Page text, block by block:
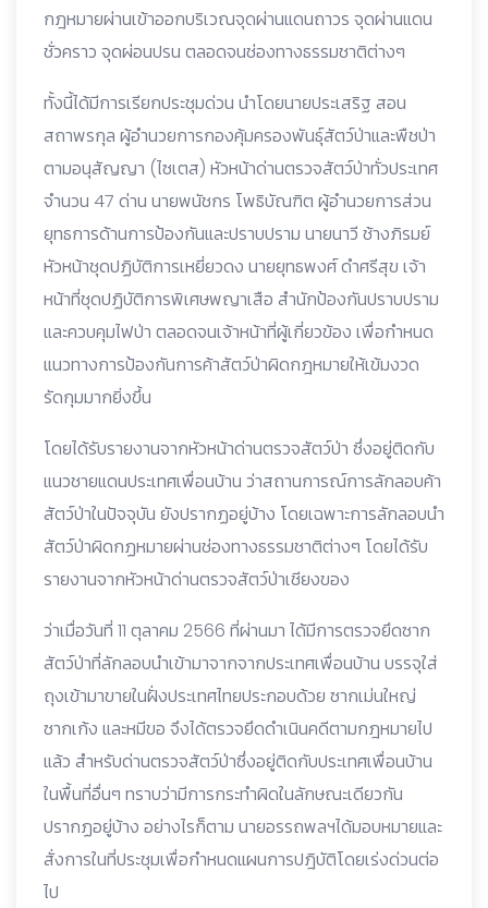
กฎหมายผ่านเข้าออกบริเวณจุดผ่านแดนถาวร จุดผ่านแดน
ชั่วคราว จุดผ่อนปรน ตลอดจนช่องทางธรรมชาติต่างๆ
ทั้งนี้ได้มีการเรียกประชุมด่วน นำโดยนายประเสริฐ สอน
สถาพรกุล ผู้อำนวยการกองคุ้มครองพันธุ์สัตว์ป่าและพืชป่า
ตามอนุสัญญา (ไซเตส) หัวหน้าด่านตรวจสัตว์ป่าทั่วประเทศ
จำนวน 47 ด่าน นายพนัชกร โพธิบัณฑิต ผู้อำนวยการส่วน
ยุทธการด้านการป้องกันและปราบปราม นายนาวี ช้างภิรมย์
หัวหน้าชุดปฏิบัติการเหยี่ยวดง นายยุทธพงศ์ ดำศรีสุข เจ้า
หน้าที่ชุดปฏิบัติการพิเศษพญาเสือ สำนักป้องกันปราบปราม
และควบคุมไฟป่า ตลอดจนเจ้าหน้าที่ผู้เกี่ยวข้อง เพื่อกำหนด
แนวทางการป้องกันการค้าสัตว์ป่าผิดกฎหมายให้เข้มงวด
รัดกุมมากยิ่งขึ้น
โดยได้รับรายงานจากหัวหน้าด่านตรวจสัตว์ป่า ซึ่งอยู่ติดกับ
แนวชายแดนประเทศเพื่อนบ้าน ว่าสถานการณ์การลักลอบค้า
สัตว์ป่าในปัจจุบัน ยังปรากฏอยู่บ้าง โดยเฉพาะการลักลอบนำ
สัตว์ป่าผิดกฏหมายผ่านช่องทางธรรมชาติต่างๆ โดยได้รับ
รายงานจากหัวหน้าด่านตรวจสัตว์ป่าเชียงของ
ว่าเมื่อวันที่ 11 ตุลาคม 2566 ที่ผ่านมา ได้มีการตรวจยึดซาก
สัตว์ป่าที่ลักลอบนำเข้ามาจากจากประเทศเพื่อนบ้าน บรรจุใส่
ถุงเข้ามาขายในฝั่งประเทศไทยประกอบด้วย ซากเม่นใหญ่
ซากเก้ง และหมีขอ จึงได้ตรวจยึดดำเนินคดีตามกฎหมายไป
แล้ว สำหรับด่านตรวจสัตว์ป่าซึ่งอยู่ติดกับประเทศเพื่อนบ้าน
ในพื้นที่อื่นๆ ทราบว่ามีการกระทำผิดในลักษณะเดียวกัน
ปรากฏอยู่บ้าง อย่างไรก็ตาม นายอรรถพลฯได้มอบหมายและ
สั่งการในที่ประชุมเพื่อกำหนดแผนการปฎิบัติโดยเร่งด่วนต่อ
ไป